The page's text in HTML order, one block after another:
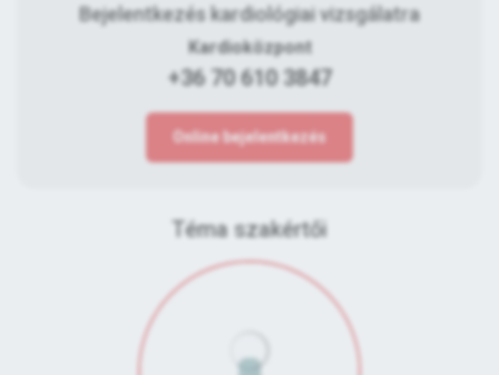
Bejelentkezés kardiológiai vizsgálatra
Kardioközpont
+36 70 610 3847
Online bejelentkezés
Téma szakértői